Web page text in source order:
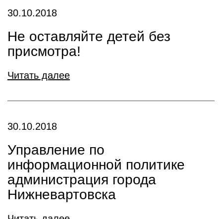
30.10.2018
Не оставляйте детей без
присмотра!
Читать далее
30.10.2018
Управление по
информационной политике
администрация города
Нижневартовска